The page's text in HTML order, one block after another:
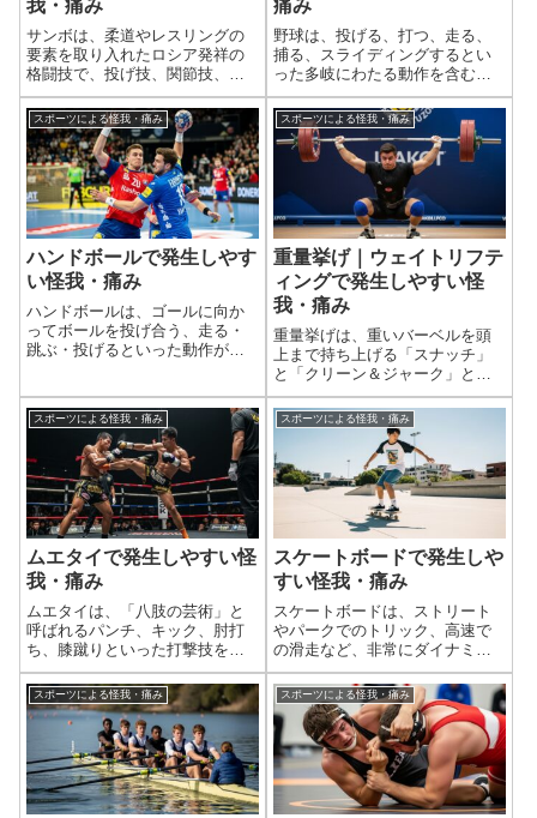
我・痛み
サンボは、柔道やレスリングの
要素を取り入れたロシア発祥の
格闘技で、投げ技、関節技、固
め技、そして一部の競技形式で
は打撃技も含まれる非常に実践
的で激しいコンタクトスポーツ
です。相手を制圧することを目
的とするため、選手間の直接的
なコンタクトや、...
痛み
野球は、投げる、打つ、走る、
捕る、スライディングするとい
った多岐にわたる動作を含むス
ポーツです。これらの繰り返し
や、急激な動き、不意な接触、
打球や送球による衝撃などによ
って、様々な外傷や怪我が発生
しやすい特性があります。特
に、投球動作による...
スポーツによる怪我・痛み
ハンドボールで発生しやす
い怪我・痛み
ハンドボールは、ゴールに向か
ってボールを投げ合う、走る・
跳ぶ・投げるといった動作が連
にダイナミックなスポーツで
す。そのため、全身にわたって
様々な怪我のリスクがありま
す。特に、膝の靭帯損...
スポーツによる怪我・痛み
重量挙げ｜ウェイトリフテ
ィングで発生しやすい怪
我・痛み
重量挙げは、重いバーベルを頭
上まで持ち上げる「スナッチ」
と「クリーン＆ジャーク」とい
う2種目で争われる競技です。極
めて高重量を扱うため、身体全
体に瞬間的かつ強大な負荷がか
かります。そのため、骨折、靭
帯損傷、椎間板ヘルニアなどの
重篤な急性外傷...
スポーツによる怪我・痛み
ムエタイで発生しやすい怪
我・痛み
ムエタイは、「八肢の芸術」と
呼ばれるパンチ、キック、肘打
ち、膝蹴りといった打撃技を主
体とし、さらに首相撲（クリン
チ）による投げ技や引き倒し、
膝蹴りなどが加わる非常に激し
い全身運動を伴うコンタクトス
ポーツです。そのため、選手間
の直接的なコンタ...
スポーツによる怪我・痛み
スケートボードで発生しや
すい怪我・痛み
スケートボードは、ストリート
やパークでのトリック、高速で
の滑走など、非常にダイナミッ
クでアクロバティックな動きを
伴うため、転倒や衝突による
様々な外傷・怪我のリスクが高
いスポーツです。特に、手首の
骨折、頭部外傷、肩の脱臼は、
スノーボードと同様...
スポーツによる怪我・痛み スポーツによる怪我・痛み